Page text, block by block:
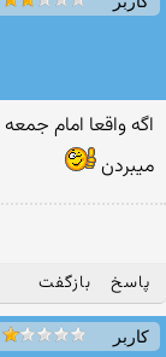
اگه واقعا امام جمعه
ميبردن
پاسخ بازگفت
کاربر